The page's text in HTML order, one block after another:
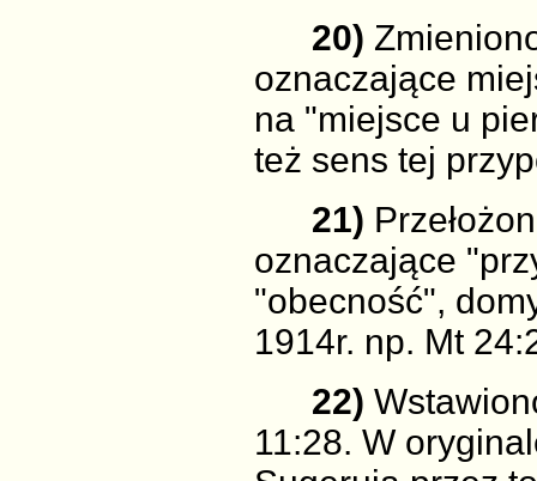
20)
oznaczające
na "miejsce u
też sens tej
21)
oznaczające
"obecność",
1914r. np. Mt
22)
11:28. W